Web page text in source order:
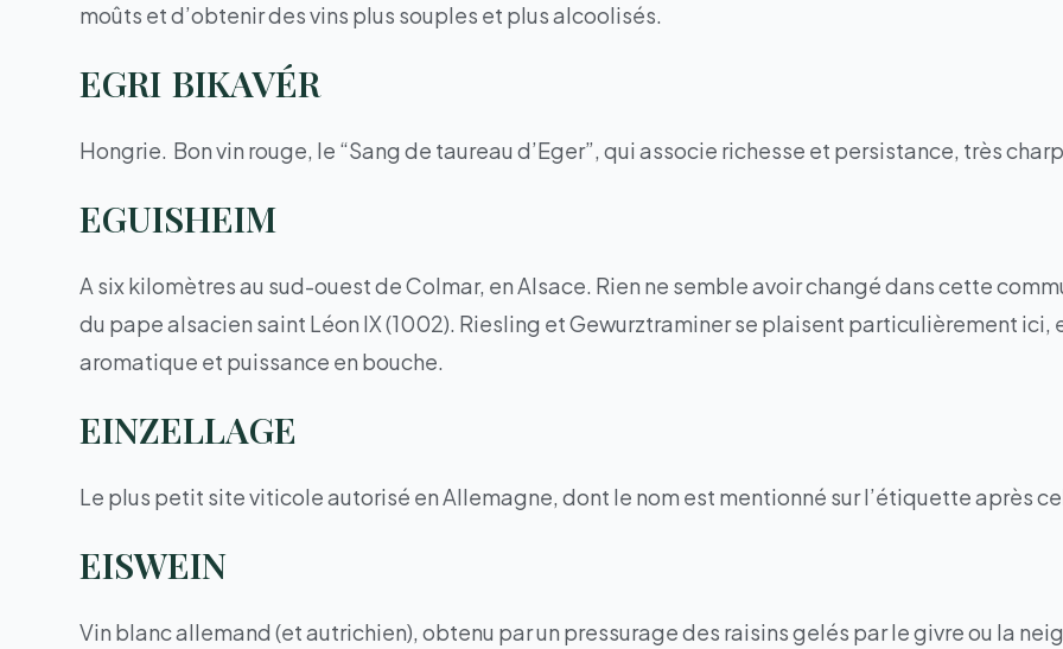
moûts et d’obtenir des vins plus souples et plus alcoolisés.
EGRI BIKAVÉR
Hongrie. Bon vin rouge, le “Sang de taureau d’Eger”, qui associe richesse et persistance, très
EGUISHEIM
A six kilomètres au sud-ouest de Colmar, en Alsace. Rien ne semble avoir changé dans cette
du pape alsacien saint Léon IX (1002). Riesling et Gewurztraminer se plaisent particulièrement
aromatique et puissance en bouche.
EINZELLAGE
Le plus petit site viticole autorisé en Allemagne, dont le nom est mentionné sur l’étiquette après
EISWEIN
Vin blanc allemand (et autrichien), obtenu par un pressurage des raisins gelés par le givre ou la